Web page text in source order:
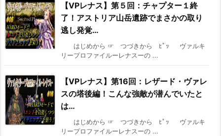
【VPレナス】第５回：チャプター１終
了！アストリア山岳遺跡でまさかの取り
逃し発覚…
はじめから ☞ つづきから ﾋﾟｯ ヴァルキ
リープロファイルーレナスーの ...
【VPレナス】第16回：レザード・ヴァレ
スの塔後編！こんな強敵が潜んでいたと
は…
はじめから ☞ つづきから ﾋﾟｯ ヴァルキ
リープロファイルーレナスーの ...